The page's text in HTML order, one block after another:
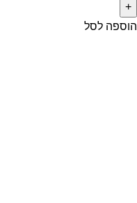
הוספה לסל